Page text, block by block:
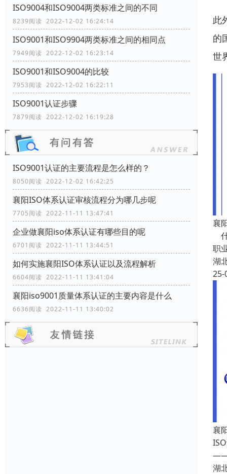
ISO9004和ISO9004两类标准之间的不同
8239阅读 2022-12-02 16:24:14
ISO9001和ISO9904两类标准之间的相同点
7949阅读 2022-12-02 16:23:14
ISO9001和ISO9004的比较
7953阅读 2022-12-02 16:22:11
ISO9001认证步骤
7879阅读 2022-12-02 16:19:28
ISO9001认证的主要流程是怎么样的？
8050阅读 2022-12-02 16:42:25
襄阳ISO体系认证审核流程分为哪几步呢
7705阅读 2022-11-11 13:47:41
企业做襄阳iso体系认证有哪些目的呢
6701阅读 2022-11-11 13:44:51
如何实施襄阳ISO体系认证以及流程解析
6604阅读 2022-11-11 13:41:04
襄阳iso9001质量体系认证的主要内容是什么
6636阅读 2022-11-11 13:40:02
此
的
世
襄
职
湖
25-
襄
湖